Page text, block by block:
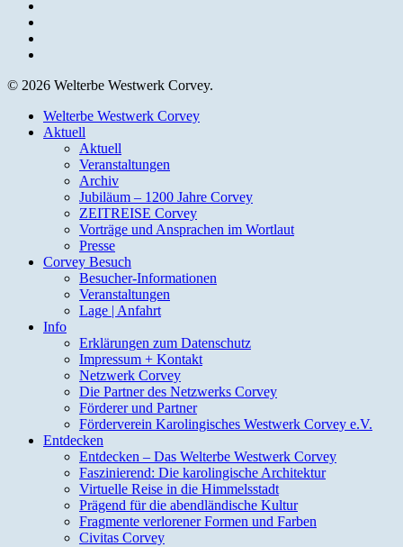
© 2026 Welterbe Westwerk Corvey.
Close
Menu
Welterbe Westwerk Corvey
Aktuell
Aktuell
Veranstaltungen
Archiv
Jubiläum – 1200 Jahre Corvey
ZEITREISE Corvey
Vorträge und Ansprachen im Wortlaut
Presse
Corvey Besuch
Besucher-Informationen
Veranstaltungen
Lage | Anfahrt
Info
Erklärungen zum Datenschutz
Impressum + Kontakt
Netzwerk Corvey
Die Partner des Netzwerks Corvey
Förderer und Partner
Förderverein Karolingisches Westwerk Corvey e.V.
Entdecken
Entdecken – Das Welterbe Westwerk Corvey
Faszinierend: Die karolingische Architektur
Virtuelle Reise in die Himmelsstadt
Prägend für die abendländische Kultur
Fragmente verlorener Formen und Farben
Civitas Corvey